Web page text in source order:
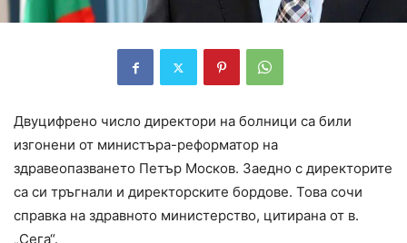
Двуцифрено число директори на болници са били
изгонени от министъра-реформатор на
здравеопазването Петър Москов. Заедно с директорите
са си тръгнали и директорските бордове. Това сочи
справка на здравното министерство, цитирана от в.
„Сега“.